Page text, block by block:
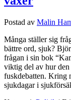
Postad av Malin
Många ställer sig
bättre ord, sjuk?
frågan i sin bok
viktig del av hur
fuskdebatten. Kring
sjukdagar i